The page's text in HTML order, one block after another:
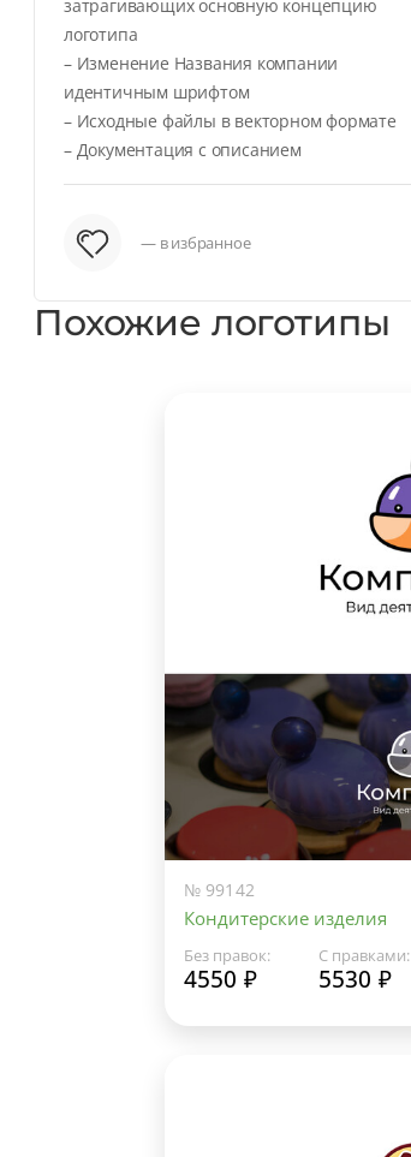
затрагивающих основную концепцию
логотипа
– Изменение Названия компании
идентичным шрифтом
– Исходные файлы в векторном формате
– Документация с описанием
— в избранное
Похожие логотипы
№ 99142
Кондитерские изделия
Без правок:
4550 ₽
С правками:
5530 ₽